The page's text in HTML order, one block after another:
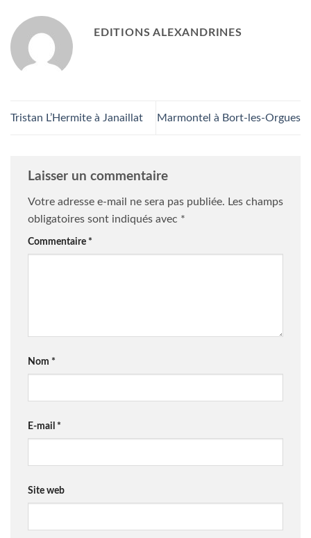
EDITIONS ALEXANDRINES
Tristan L’Hermite à Janaillat Marmontel à Bort-les-Orgues
Laisser un commentaire
Votre adresse e-mail ne sera pas publiée. Les champs
obligatoires sont indiqués avec *
Commentaire *
Nom *
E-mail *
Site web